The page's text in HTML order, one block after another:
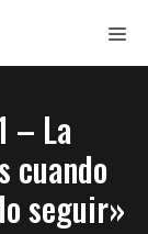
– La
cuando
seguir»